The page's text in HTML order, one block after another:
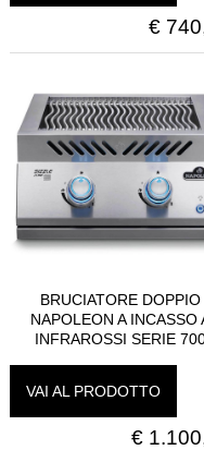
€
BRUCIATORE DOPPIO
NAPOLEON A INCASSO
INFRAROSSI SERIE
VAI AL PRODOTTO
€